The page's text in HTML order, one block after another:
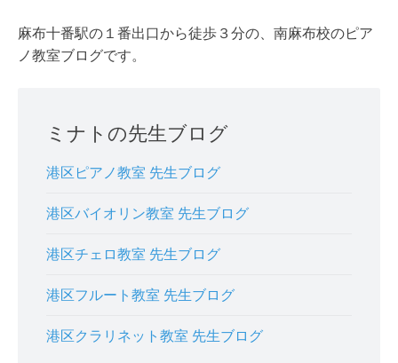
麻布十番駅の１番出口から徒歩３分の、南麻布校のピア
ノ教室ブログです。
ミナトの先生ブログ
港区ピアノ教室 先生ブログ
港区バイオリン教室 先生ブログ
港区チェロ教室 先生ブログ
港区フルート教室 先生ブログ
港区クラリネット教室 先生ブログ